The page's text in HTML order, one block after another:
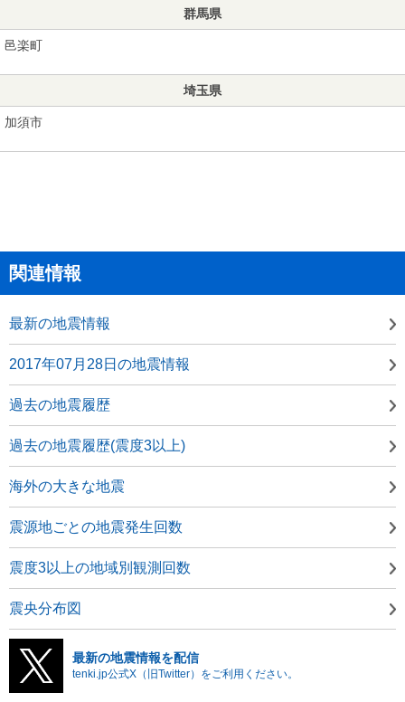
群馬県
邑楽町
埼玉県
加須市
関連情報
最新の地震情報
2017年07月28日の地震情報
過去の地震履歴
過去の地震履歴(震度3以上)
海外の大きな地震
震源地ごとの地震発生回数
震度3以上の地域別観測回数
震央分布図
最新の地震情報を配信
tenki.jp公式X（旧Twitter）をご利用ください。